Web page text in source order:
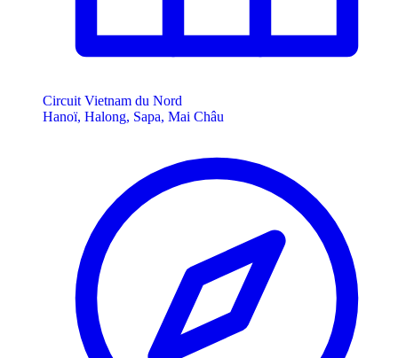
Circuit Vietnam du Nord
Hanoï, Halong, Sapa, Mai Châu